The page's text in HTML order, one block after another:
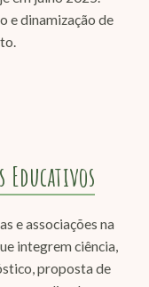
e dinamização de
e associações na
integrem ciência,
proposta de